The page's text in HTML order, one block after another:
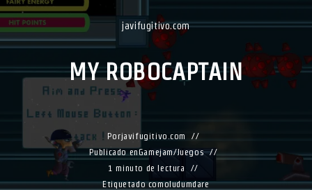
javifugitivo.com
MY ROBOCAPTAIN
Porjavifugitivo.com
Publicado enGamejam/Juegos
1 minuto de lectura
Etiquetado comoludumdare